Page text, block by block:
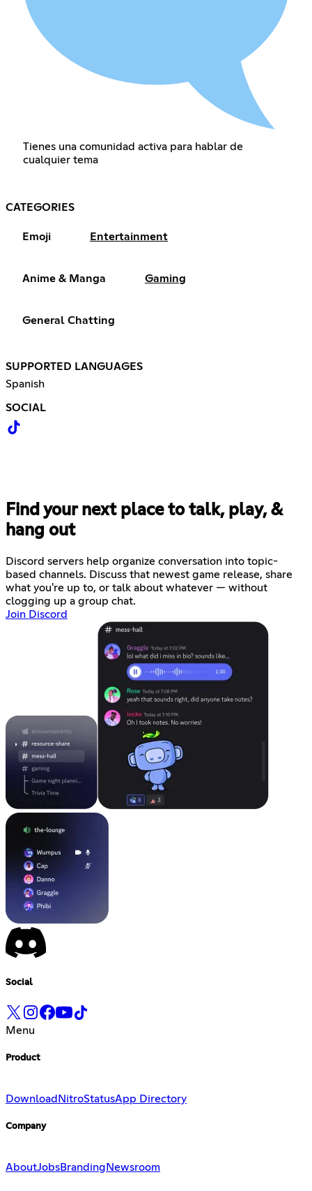
Tienes una comunidad activa para hablar de
cualquier tema
CATEGORIES
Emoji Entertainment
Anime & Manga Gaming
General Chatting
SUPPORTED LANGUAGES
Spanish
SOCIAL
Find your next place to talk, play, &
hang out
Discord servers help organize conversation into topic-
based channels. Discuss that newest game release, share
what you're up to, or talk about whatever — without
clogging up a group chat.
Join Discord
Social
Menu
Product
Download NitroStatusApp Directory
Company
AboutJobsBranding Newsroom